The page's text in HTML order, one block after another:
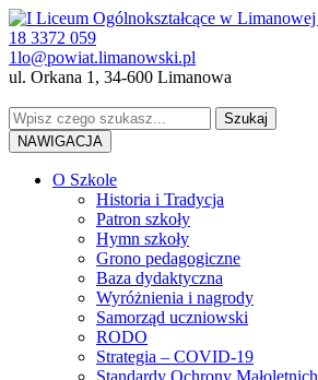
18 3372 059
1lo@powiat.limanowski.pl
ul. Orkana 1, 34-600 Limanowa
NAWIGACJA
O Szkole
Historia i Tradycja
Patron szkoły
Hymn szkoły
Grono pedagogiczne
Baza dydaktyczna
Wyróżnienia i nagrody
Samorząd uczniowski
RODO
Strategia – COVID-19
Standardy Ochrony Małoletnich